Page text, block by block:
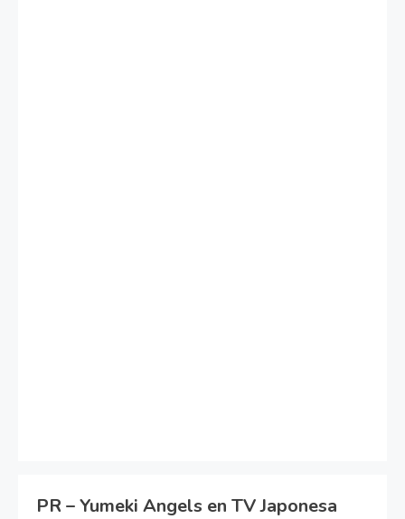
PR – Yumeki Angels en TV Japonesa